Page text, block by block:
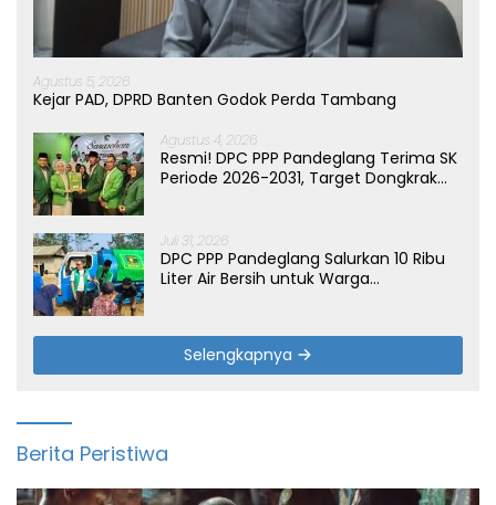
Agustus 5, 2026
Kejar PAD, DPRD Banten Godok Perda Tambang
Agustus 4, 2026
Resmi! DPC PPP Pandeglang Terima SK
Periode 2026-2031, Target Dongkrak
Juli 31, 2026
DPC PPP Pandeglang Salurkan 10 Ribu
Liter Air Bersih untuk Warga
Selengkapnya
Berita Peristiwa